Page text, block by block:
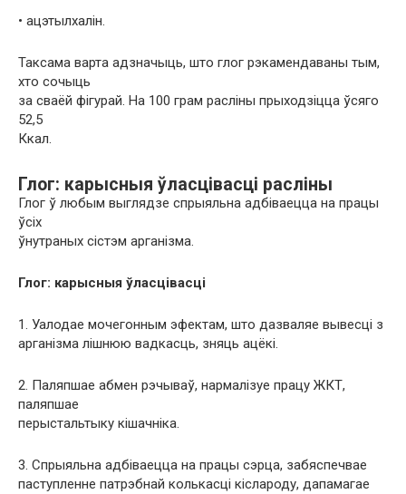
• ацэтылхалін.
Таксама варта адзначыць, што глог рэкамендаваны тым,
хто сочыць
за сваёй фігурай. На 100 грам расліны прыходзіцца ўсяго
52,5
Ккал.
Глог: карысныя ўласцівасці расліны
Глог ў любым выглядзе спрыяльна адбіваецца на працы
ўсіх
ўнутраных сістэм арганізма.
Глог: карысныя ўласцівасці
1. Уалодае мочегонным эфектам, што дазваляе вывесці з
арганізма лішнюю вадкасць, зняць ацёкі.
2. Паляпшае абмен рэчываў, нармалізуе працу ЖКТ,
паляпшае
перыстальтыку кішачніка.
3. Спрыяльна адбіваецца на працы сэрца, забяспечвае
паступленне патрэбнай колькасці кіслароду, дапамагае